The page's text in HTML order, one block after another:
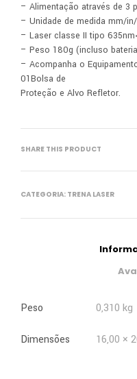
– Alimentação através de 3
– Unidade de medida mm/
– Laser classe II tipo
– Peso 180g (incluso
– Acompanha o
01Bolsa de
Proteção e Alvo Refletor.
SHARE THIS PRODUCT
CATEGORIA: TRENA LASER
Peso 0,310 kg
Dimensões 16,00 ×